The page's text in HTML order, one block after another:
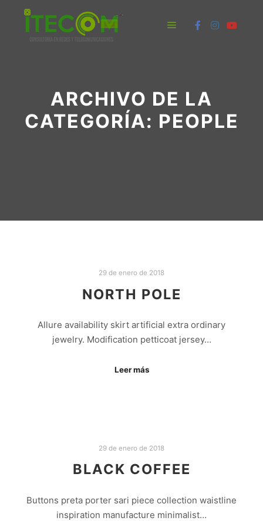
ARCHIVO DE LA
CATEGORÍA: PEOPLE
29 de enero de 2018
NORTH POLE
Allure availability skirt artificial extra ordinary
jewelry. Modification petticoat jersey…
Leer más
29 de enero de 2018
BLACK COFFEE
Buttons preta porter sari piece collection waistline
inspiration manufacture minimalist…